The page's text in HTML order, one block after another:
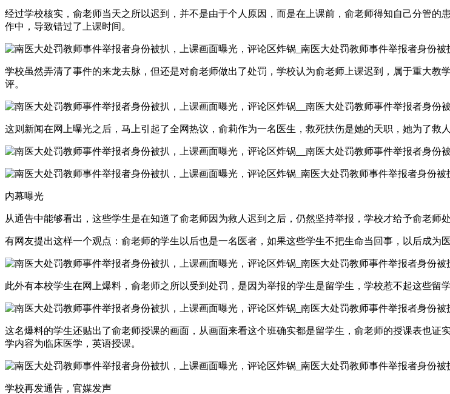
经过学校核实，俞老师当天之所以迟到，并不是由于个人原因，而是在上课前，俞老师得知自己分管
作中，导致错过了上课时间。
学校虽然弄清了事件的来龙去脉，但还是对俞老师做出了处罚，学校认为俞老师上课迟到，属于重大
评。
这则新闻在网上曝光之后，马上引起了全网热议，俞莉作为一名医生，救死扶伤是她的天职，她为了救
内幕曝光
从通告中能够看出，这些学生是在知道了俞老师因为救人迟到之后，仍然坚持举报，学校才给予俞老师
有网友提出这样一个观点：俞老师的学生以后也是一名医者，如果这些学生不把生命当回事，以后成为
此外有本校学生在网上爆料，俞老师之所以受到处罚，是因为举报的学生是留学生，学校惹不起这些留
这名爆料的学生还贴出了俞老师授课的画面，从画面来看这个班确实都是留学生，俞老师的授课表也证
学内容为临床医学，英语授课。
学校再发通告，官媒发声